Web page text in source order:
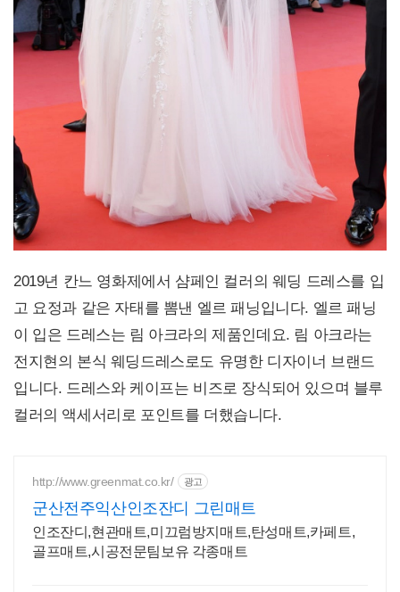
2019년 칸느 영화제에서 샴페인 컬러의 웨딩 드레스를 입
고 요정과 같은 자태를 뽐낸 엘르 패닝입니다. 엘르 패닝
이 입은 드레스는 림 아크라의 제품인데요. 림 아크라는
전지현의 본식 웨딩드레스로도 유명한 디자이너 브랜드
입니다. 드레스와 케이프는 비즈로 장식되어 있으며 블루
컬러의 액세서리로 포인트를 더했습니다.
http://www.greenmat.co.kr/ 광고
군산전주익산인조잔디 그린매트
인조잔디,현관매트,미끄럼방지매트,탄성매트,카페트,
골프매트,시공전문팀보유 각종매트